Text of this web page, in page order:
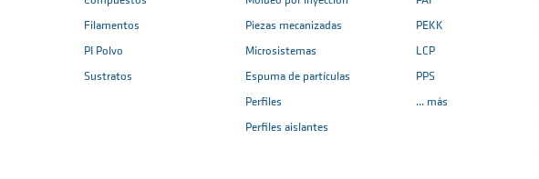
Filamentos
PI Polvo
Sustratos
Piezas mecanizadas
Microsistemas
Espuma de partículas
Perfiles
Perfiles aislantes
PEKK
LCP
PPS
... más